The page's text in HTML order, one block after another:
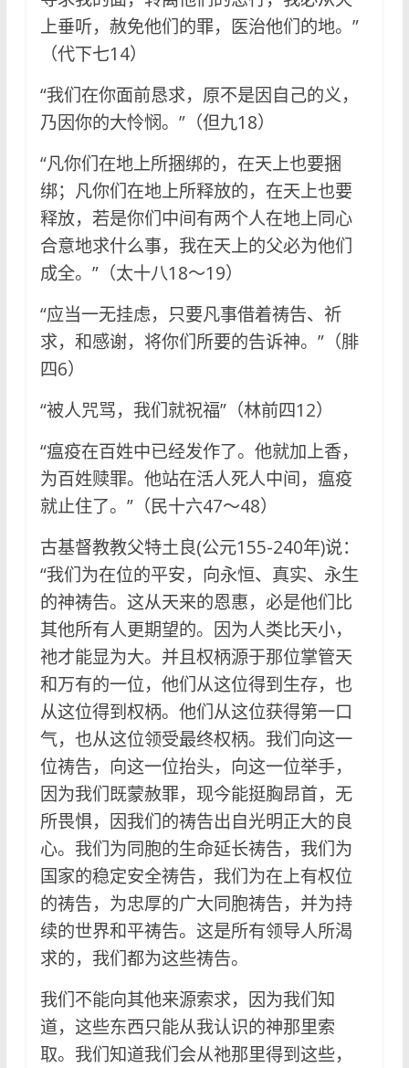
上垂听，赦免他们的罪，医治他们的地。”
（代下七14）
“我们在你面前恳求，原不是因自己的义，
乃因你的大怜悯。”（但九18）
“凡你们在地上所捆绑的，在天上也要捆
绑；凡你们在地上所释放的，在天上也要
释放，若是你们中间有两个人在地上同心
合意地求什么事，我在天上的父必为他们
成全。”（太十八18～19）
“应当一无挂虑，只要凡事借着祷告、祈
求，和感谢，将你们所要的告诉神。”（腓
四6）
“被人咒骂，我们就祝福”（林前四12）
“瘟疫在百姓中已经发作了。他就加上香，
为百姓赎罪。他站在活人死人中间，瘟疫
就止住了。”（民十六47～48）
古基督教教父特土良(公元155-240年)说：
“我们为在位的平安，向永恒、真实、永生
的神祷告。这从天来的恩惠，必是他们比
其他所有人更期望的。因为人类比天小，
祂才能显为大。并且权柄源于那位掌管天
和万有的一位，他们从这位得到生存，也
从这位得到权柄。他们从这位获得第一口
气，也从这位领受最终权柄。我们向这一
位祷告，向这一位抬头，向这一位举手，
因为我们既蒙赦罪，现今能挺胸昂首，无
所畏惧，因我们的祷告出自光明正大的良
心。我们为同胞的生命延长祷告，我们为
国家的稳定安全祷告，我们为在上有权位
的祷告，为忠厚的广大同胞祷告，并为持
续的世界和平祷告。这是所有领导人所渴
求的，我们都为这些祷告。
我们不能向其他来源索求，因为我们知
道，这些东西只能从我认识的神那里索
取。我们知道我们会从祂那里得到这些，